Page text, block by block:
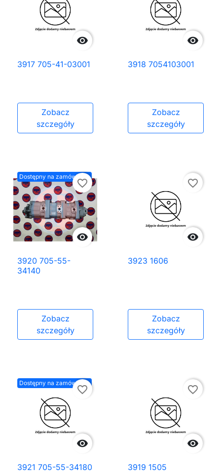

3917 705-41-03001
Zobacz
szczegóły

3918 7054103001
Zobacz
szczegóły
Dostępny na zamówienie

favorite_border
3920 705-55-
34140
Zobacz
szczegóły

favorite_border
3923 1606
Zobacz
szczegóły
Dostępny na zamówienie

favorite_border
3921 705-55-34180

favorite_border
3919 1505